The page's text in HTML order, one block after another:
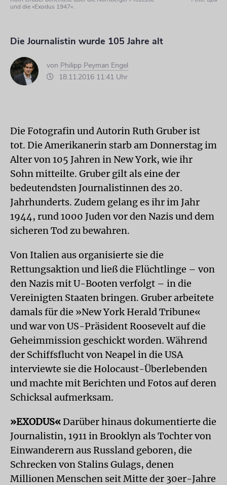
und die »Exodus 1947«.
Die Journalistin wurde 105 Jahre alt
von Philipp Peyman Engel
18.11.2016 11:41 Uhr
Die Fotografin und Autorin Ruth Gruber ist
tot. Die Amerikanerin starb am Donnerstag im
Alter von 105 Jahren in New York, wie ihr
Sohn mitteilte. Gruber gilt als eine der
bedeutendsten Journalistinnen des 20.
Jahrhunderts. Zudem gelang es ihr im Jahr
1944, rund 1000 Juden vor den Nazis und dem
sicheren Tod zu bewahren.
Von Italien aus organisierte sie die
Rettungsaktion und ließ die Flüchtlinge – von
den Nazis mit U-Booten verfolgt – in die
Vereinigten Staaten bringen. Gruber arbeitete
damals für die »New York Herald Tribune«
und war von US-Präsident Roosevelt auf die
Geheimmission geschickt worden. Während
der Schiffsflucht von Neapel in die USA
interviewte sie die Holocaust-Überlebenden
und machte mit Berichten und Fotos auf deren
Schicksal aufmerksam.
»EXODUS«Darüber hinaus dokumentierte die
Journalistin, 1911 in Brooklyn als Tochter von
Einwanderern aus Russland geboren, die
Schrecken von Stalins Gulags, denen
Millionen Menschen seit Mitte der 30er-Jahre